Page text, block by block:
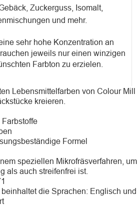
Zuckerguss, Isomalt,
und mehr.
sehr hohe Konzentration an
jeweils nur einen winzigen
Farbton zu erzielen.
Lebensmittelfarben von Colour
kreieren.
Formel
speziellen Mikrofräsverfahren,
als auch streifenfrei ist.
die Sprachen: Englisch